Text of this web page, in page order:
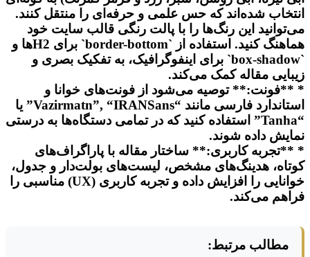
انتخاب شده‌اند که حس علمی و حرفه‌ای را منتقل کنند.
می‌توانید این رنگ‌ها را با پالت رنگی قالب سایت خود
هماهنگ کنید. استفاده از `border-bottom` برای H2ها و
`box-shadow` برای اینفوگرافیک، به تفکیک بصری و
زیبایی مقاله کمک می‌کند.
* **فونت:** توصیه می‌شود از فونت‌های خوانا و
استاندارد فارسی مانند “Vazirmatn”, “IRANSans” یا
“Tanha” استفاده کنید که در تمامی دستگاه‌ها به درستی
نمایش داده شوند.
* **تجربه کاربری:** ساختار مقاله با پاراگراف‌های
کوتاه، هدینگ‌های مشخص، لیست‌های بولت‌دار و جدول،
خوانایی را افزایش داده و تجربه کاربری (UX) مناسبی را
فراهم می‌کند.
مطالب مرتبط: